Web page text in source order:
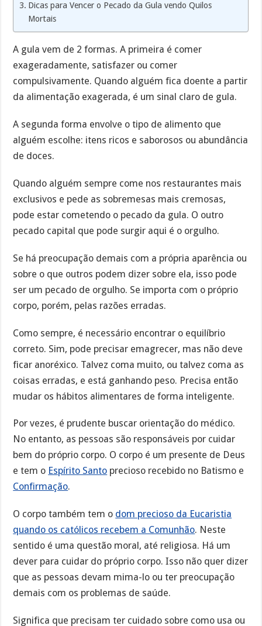
Dicas para Vencer o Pecado da Gula vendo Quilos
Mortais
A gula vem de 2 formas. A primeira é comer
exageradamente, satisfazer ou comer
compulsivamente. Quando alguém fica doente a partir
da alimentação exagerada, é um sinal claro de gula.
A segunda forma envolve o tipo de alimento que
alguém escolhe: itens ricos e saborosos ou abundância
de doces.
Quando alguém sempre come nos restaurantes mais
exclusivos e pede as sobremesas mais cremosas,
pode estar cometendo o pecado da gula. O outro
pecado capital que pode surgir aqui é o orgulho.
Se há preocupação demais com a própria aparência ou
sobre o que outros podem dizer sobre ela, isso pode
ser um pecado de orgulho. Se importa com o próprio
corpo, porém, pelas razões erradas.
Como sempre, é necessário encontrar o equilíbrio
correto. Sim, pode precisar emagrecer, mas não deve
ficar anoréxico. Talvez coma muito, ou talvez coma as
coisas erradas, e está ganhando peso. Precisa então
mudar os hábitos alimentares de forma inteligente.
Por vezes, é prudente buscar orientação do médico.
No entanto, as pessoas são responsáveis por cuidar
bem do próprio corpo. O corpo é um presente de Deus
e tem o Espírito Santo precioso recebido no Batismo e
Confirmação.
O corpo também tem o dom precioso da Eucaristia
quando os católicos recebem a Comunhão. Neste
sentido é uma questão moral, até religiosa. Há um
dever para cuidar do próprio corpo. Isso não quer dizer
que as pessoas devam mima-lo ou ter preocupação
demais com os problemas de saúde.
Significa que precisam ter cuidado sobre como usa ou